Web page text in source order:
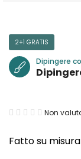
Fatto su
2+1 GRATIS
Dipingere
La
media
Non